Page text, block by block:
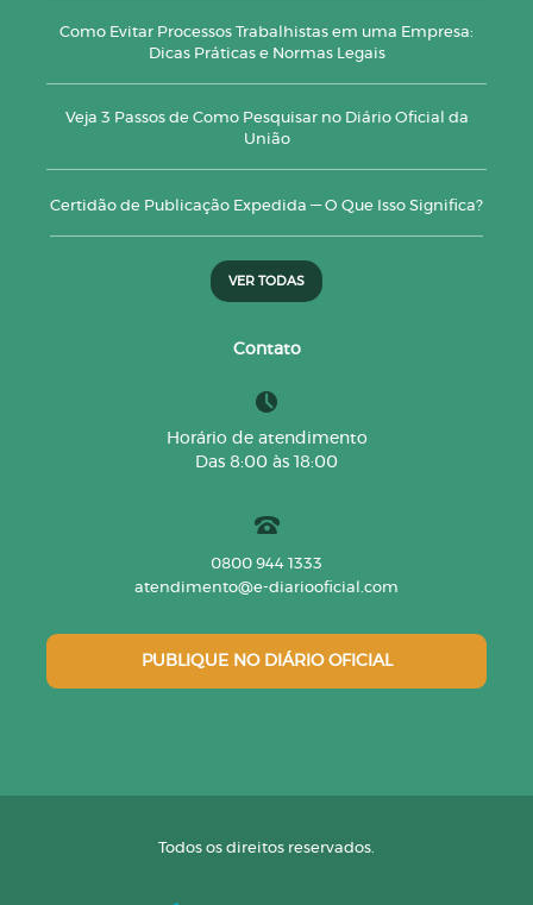
Como Evitar Processos Trabalhistas em uma Empresa:
Dicas Práticas e Normas Legais
Veja 3 Passos de Como Pesquisar no Diário Oficial da
União
Certidão de Publicação Expedida — O Que Isso Significa?
VER TODAS
Contato
Horário de atendimento
Das 8:00 às 18:00
0800 944 1333
atendimento@e-diariooficial.com
PUBLIQUE NO DIÁRIO OFICIAL
Todos os direitos reservados.